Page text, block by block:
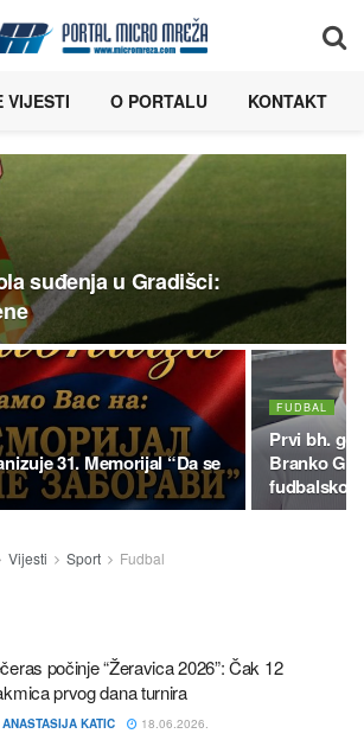
VIJESTI O PORTALU KONTAKT
suđenja u Gradišci:
31. Memorijal “Da se
FUDBAL
Prvi bh.
Branko
fudbalskoj
Vijesti Sport Fudbal
počinje “Žeravica 2026”: Čak 12
prvog dana turnira
ANASTASIJA KATIC 18.06.2026.